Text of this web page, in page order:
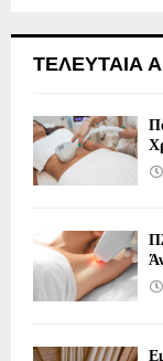
ΤΕΛΕΥΤΑΙΑ